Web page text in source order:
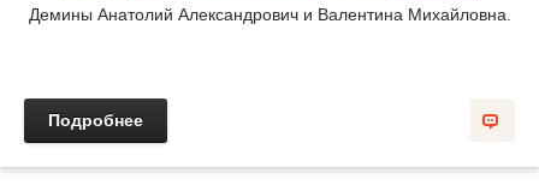
Демины Анатолий Александрович и Валентина Михайловна.
Подробнее